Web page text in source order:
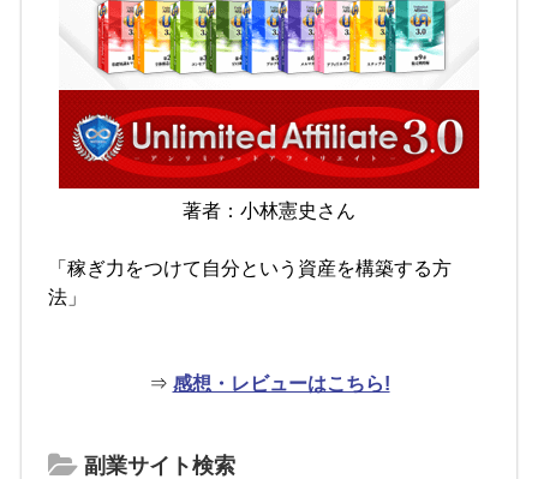
著者：小林憲史さん
「稼ぎ力をつけて自分という資産を構築する方
法」
⇒ 感想・レビューはこちら!
副業サイト検索